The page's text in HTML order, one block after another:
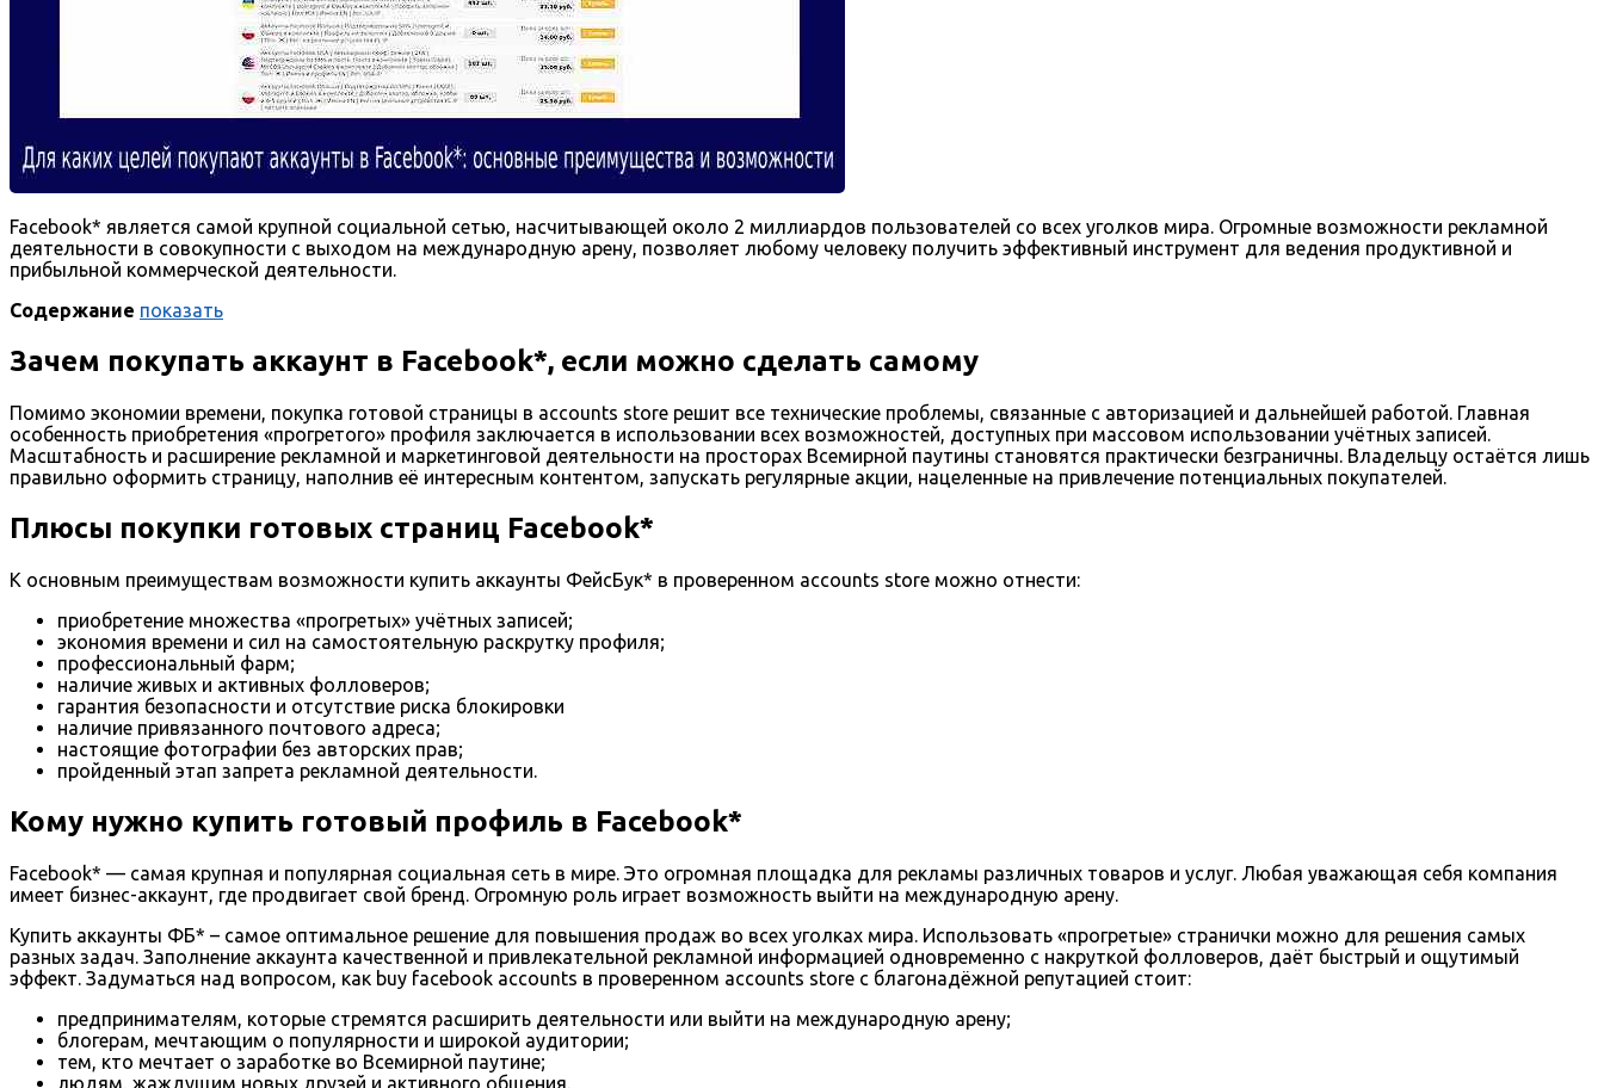
Facebook* является самой крупной социальной сетью, насчитывающей около 2 миллиардов пользователей со всех уголков мира. Огромные возможности рекламной
деятельности в совокупности с выходом на международную арену, позволяет любому человеку получить эффективный инструмент для ведения продуктивной и
прибыльной коммерческой деятельности.
Содержание показать
Зачем покупать аккаунт в Facebook*, если можно сделать самому
Помимо экономии времени, покупка готовой страницы в accounts store решит все технические проблемы, связанные с авторизацией и дальнейшей работой. Главная
особенность приобретения «прогретого» профиля заключается в использовании всех возможностей, доступных при массовом использовании учётных записей.
Масштабность и расширение рекламной и маркетинговой деятельности на просторах Всемирной паутины становятся практически безграничны. Владельцу остаётся лишь
правильно оформить страницу, наполнив её интересным контентом, запускать регулярные акции, нацеленные на привлечение потенциальных покупателей.
Плюсы покупки готовых страниц Facebook*
К основным преимуществам возможности купить аккаунты ФейсБук* в проверенном accounts store можно отнести:
приобретение множества «прогретых» учётных записей;
экономия времени и сил на самостоятельную раскрутку профиля;
профессиональный фарм;
наличие живых и активных фолловеров;
гарантия безопасности и отсутствие риска блокировки
наличие привязанного почтового адреса;
настоящие фотографии без авторских прав;
пройденный этап запрета рекламной деятельности.
Кому нужно купить готовый профиль в Facebook*
Facebook* — самая крупная и популярная социальная сеть в мире. Это огромная площадка для рекламы различных товаров и услуг. Любая уважающая себя компания
имеет бизнес-аккаунт, где продвигает свой бренд. Огромную роль играет возможность выйти на международную арену.
Купить аккаунты ФБ* – самое оптимальное решение для повышения продаж во всех уголках мира. Использовать «прогретые» странички можно для решения самых
разных задач. Заполнение аккаунта качественной и привлекательной рекламной информацией одновременно с накруткой фолловеров, даёт быстрый и ощутимый
эффект. Задуматься над вопросом, как buy facebook accounts в проверенном accounts store с благонадёжной репутацией стоит:
предпринимателям, которые стремятся расширить деятельности или выйти на международную арену;
блогерам, мечтающим о популярности и широкой аудитории;
тем, кто мечтает о заработке во Всемирной паутине;
людям, жаждущим новых друзей и активного общения.